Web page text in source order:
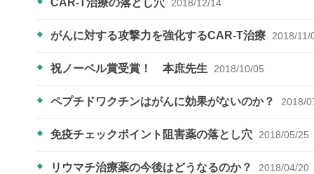
2018/12/14
がんに対する攻撃力を強化するCAR-T治療 2018/11/
祝ノーベル賞受賞！ 本庶先生 2018/10/05
ペプチドワクチンはがんに効果がないのか？ 2018/
免疫チェックポイント阻害薬の落とし穴 2018/05/25
リウマチ治療薬の今後はどうなるのか？ 2018/04/20